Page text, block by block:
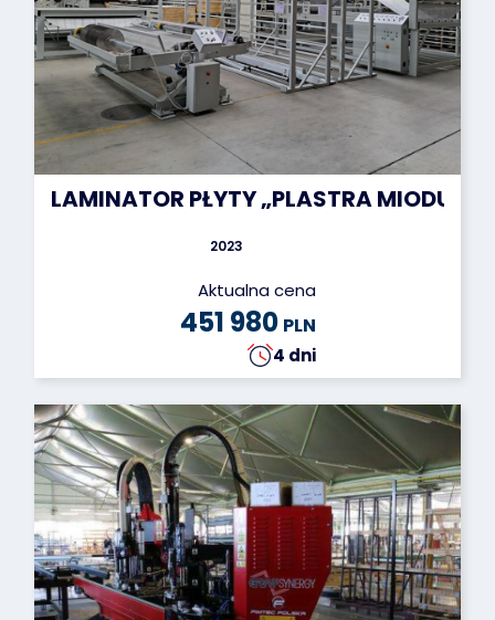
LAMINATOR PŁYTY „PLASTRA MIODU”
2023
Aktualna cena
451 980 PLN
4 dni